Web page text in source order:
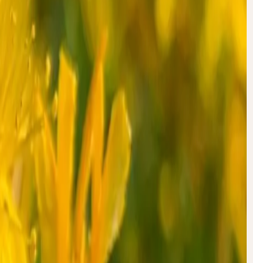
und